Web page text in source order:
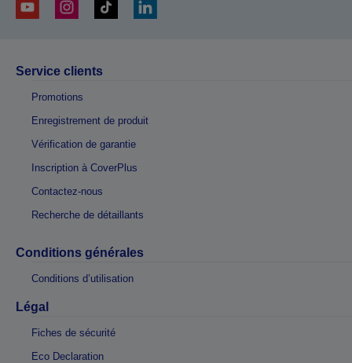
Service clients
Promotions
Enregistrement de produit
Vérification de garantie
Inscription à CoverPlus
Contactez-nous
Recherche de détaillants
Conditions générales
Conditions d’utilisation
Légal
Fiches de sécurité
Eco Declaration